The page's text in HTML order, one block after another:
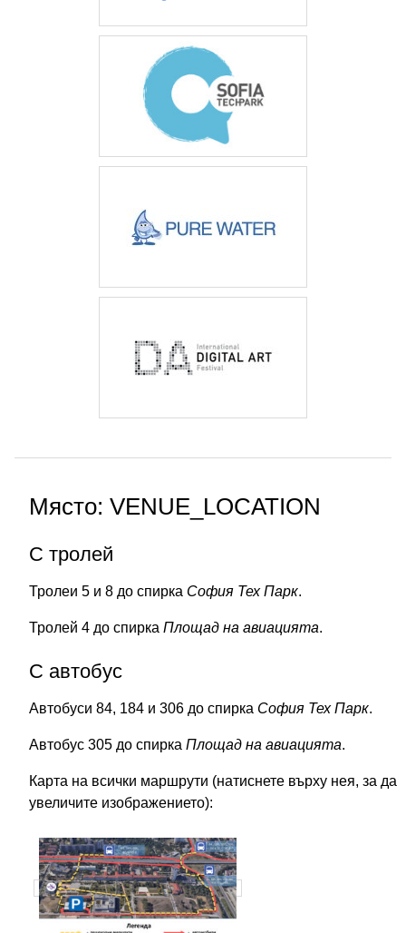
Място: VENUE_LOCATION
С тролей
Тролеи 5 и 8 до спирка София Тех Парк.
Тролей 4 до спирка Площад на авиацията.
С автобус
Автобуси 84, 184 и 306 до спирка София Тех Парк.
Автобус 305 до спирка Площад на авиацията.
Карта на всички маршрути (натиснете върху нея, за да
увеличите изображението):